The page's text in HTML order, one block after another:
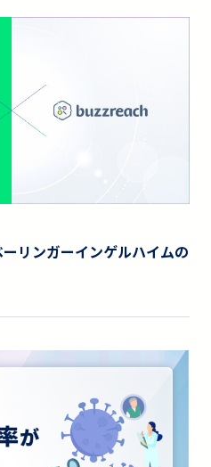
リンガーインゲルハイムの